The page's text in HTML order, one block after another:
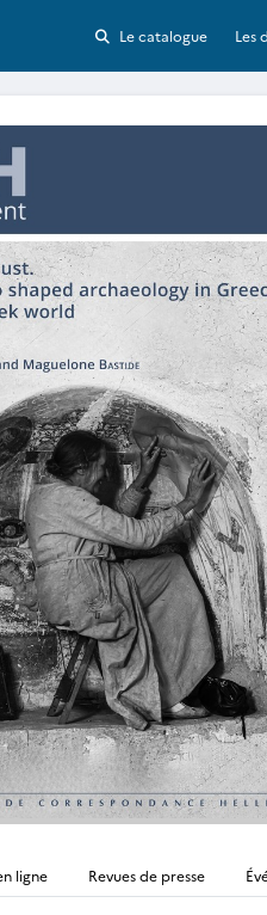
Le catalogue Les
ligne Revues de presse